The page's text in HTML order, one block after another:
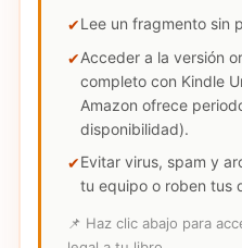
Lee un fragmento sin
Acceder a la versión
completo con Kindle
Amazon ofrece
disponibilidad).
Evitar virus, spam y
tu equipo o roben tus
📌 Haz clic abajo para